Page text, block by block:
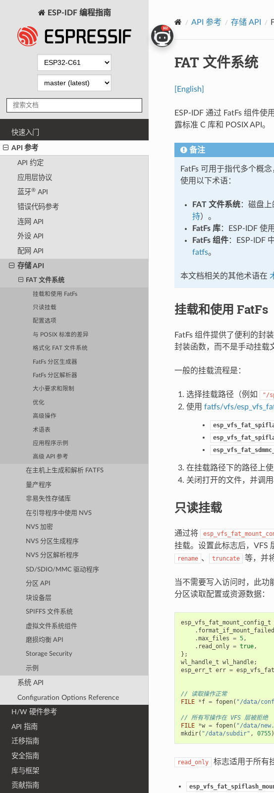
ESP-IDF 编程指南
快速入门
API 参考
API 约定
应用层协议
蓝牙®API
错误代码参考
连网 API
外设 API
配网 API
存储 API
FAT 文件系统
挂载和使用 FatFs
只读挂载
配置选项
与 POSIX 标准的差异
格式化 FAT 文件系统
FatFs 分区生成器
FatFs 分区解析器
大小要求和限制
优化
高级操作
术语表
应用程序示例
高级 API 参考
在主机上生成和解析 FATFS
量产程序
非易失性存储库
在引导程序中使用 NVS
NVS 加密
NVS 分区生成程序
NVS 分区解析程序
SD/SDIO/MMC 驱动程序
分区 API
块设备层
SPIFFS 文件系统
虚拟文件系统组件
磨损均衡 API
Storage Security
示例
系统 API
Configuration Options Reference
H/W 硬件参考
API 指南
迁移指南
安全指南
库与框架
贡献指南
API 参考 存储 API
FAT 文件系统
[English]
ESP-IDF 通过 FatFs 组件使用
露标准 C 库和 POSIX API。
备注
FatFs 可用于指代多个概
使用以下术语：
FAT 文件系统：磁盘上
持）。
FatFs 库：ESP-IDF 使
FatFs 组件：ESP-IDF
fatfs。
本文档相关的其他术语在
挂载和使用 FatFs
FatFs 组件提供了便利的封
封装函数，而不是手动挂载
一般的挂载流程是：
选择挂载路径（例如 "/
使用 fatfs/vfs/
在挂载路径下的路径上
关闭打开的文件，并调
只读挂载
通过将
挂载。设置此标志后，VFS
rename 、 truncate 等，并
当不需要写入访问时，此功
分区读取配置或资源数据：
esp_vfs_fat_mount_config_t
. format_if_mount_failed
.max_files = 5,
. read_only = true,
};
wl_handle_t wl_handle;
esp_err_t err =
// 读取操作正常
FILE *f = fopen( "/data/
// 所有写操作在 VFS 层被拒绝
FILE *w = fopen( "/data/
mkdir( "/data/subdir" , 0755
read_only 标志适用于所有